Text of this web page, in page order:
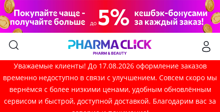
Уважаемые клиенты! До 17.08.2026 оформление заказов
временно недоступно в связи с улучшением. Совсем скоро мы
вернёмся с более низкими ценами, удобным обновлённым
сервисом и быстрой, доступной доставкой. Благодарим вас за